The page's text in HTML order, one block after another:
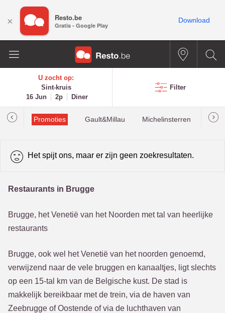
U zocht op:
Sint-kruis
16 Jun
2p Diner
Filter
Promoties Gault&Millau Michelinsterren
Het spijt ons, maar er zijn geen zoekresultaten.
Restaurants in Brugge
Brugge, het Venetië van het Noorden met tal van heerlijke
restaurants
Brugge, ook wel het Venetië van het noorden genoemd,
verwijzend naar de vele bruggen en kanaaltjes, ligt slechts
op een 15-tal km van de Belgische kust. De stad is
makkelijk bereikbaar met de trein, via de haven van
Zeebrugge of Oostende of via de luchthaven van
× Resto.be
Gratis - Google Play
Download